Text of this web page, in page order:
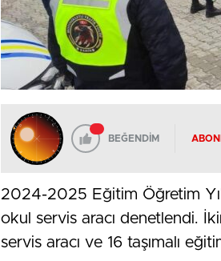
BEĞENDİM
2024-2025 Eğitim Öğretim
okul servis aracı denetlendi.
servis aracı ve 16 taşımalı